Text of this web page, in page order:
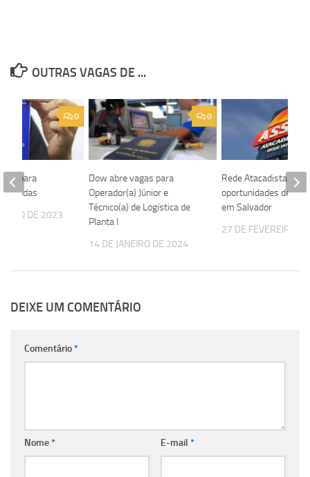
OUTRAS VAGAS DE ...
0
Dow abre vagas para
Operador(a) Júnior e
Técnico(a) de Logística de
Planta I
14 DE JANEIRO DE 2024
Rede Atacadista abre
oportunidades de
em Salvador
27 DE FEVEREIRO
0
para
Vendas
DE 2023
DEIXE UM COMENTÁRIO
Comentário*
Nome* E-mail *